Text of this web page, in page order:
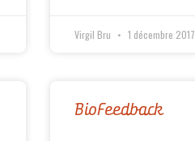
Virgil Bru 1 décembre 2017
BioFeedback